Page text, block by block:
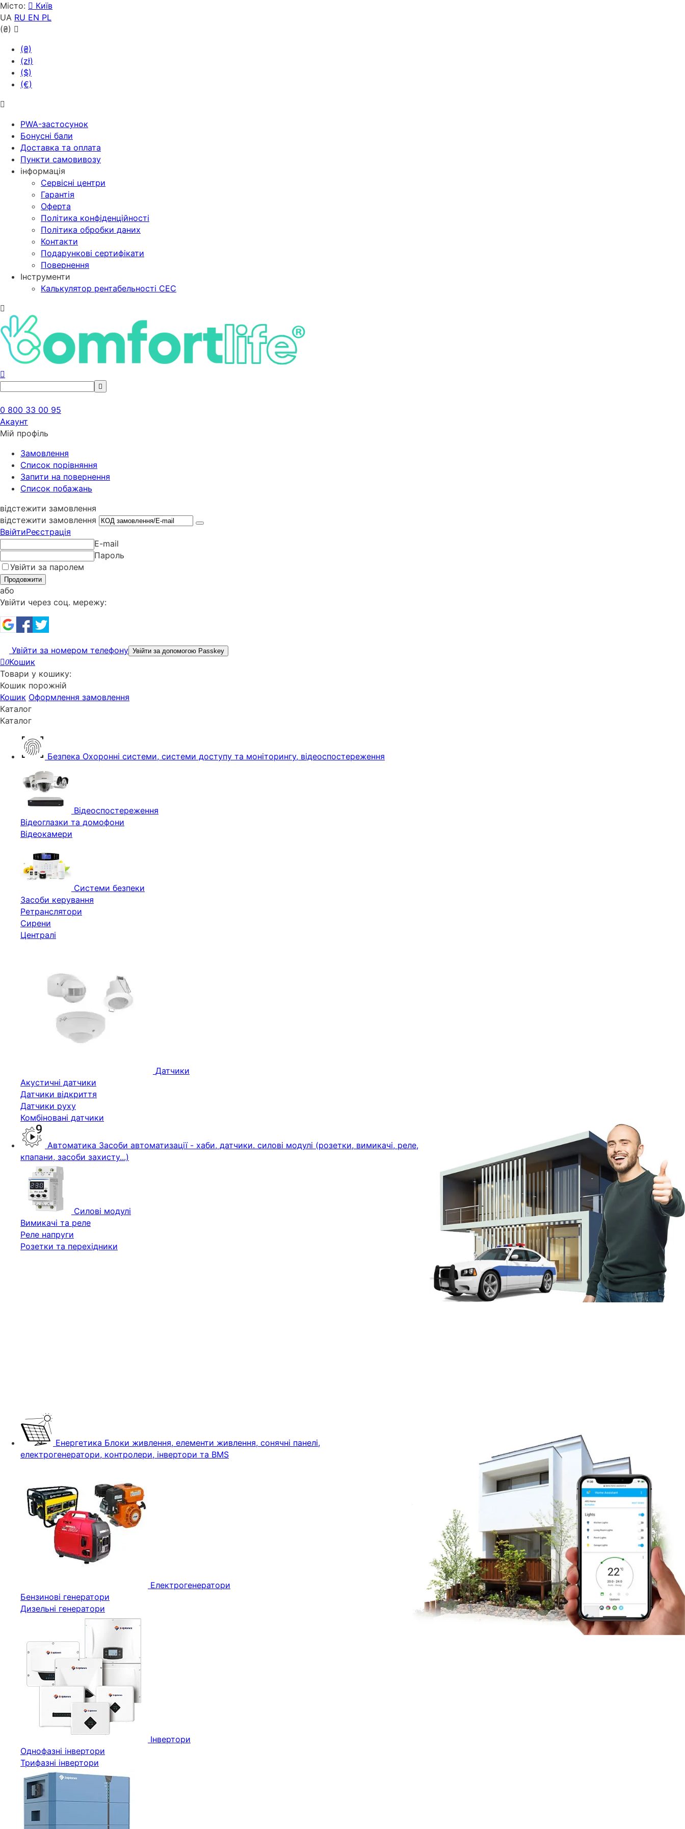
Місто:
Київ
UA RU EN PL
(₴)
(₴)
(zł)
($)
(€)
PWA-застосунок
Бонусні бали
Доставка та оплата
Пункти самовивозу
інформація
Сервісні центри
Гарантія
Оферта
Політика конфіденційності
Політика обробки даних
Контакти
Подарункові сертифікати
Повернення
Інструменти
Калькулятор рентабельності СЕС
0 800 33 00 95
Акаунт
Мій профіль
Замовлення
Cписок порівняння
Запити на повернення
Список побажань
відстежити замовлення
відстежити замовлення
ВвійтиРеєстрація
E-mail
Пароль
Увійти за паролем
Продовжити
або
Увійти через соц. мережу:
Увійти за номером телефону Увійти за допомогою Passkey
0Кошик
Товари у кошику:
Кошик порожній
Кошик Оформлення замовлення
Каталог
Каталог
Безпека Охоронні системи, системи доступу та моніторингу, відеоспостереження
Відеоспостереження
Відеоглазки та домофони
Відеокамери
Системи безпеки
Засоби керування
Ретранслятори
Сирени
Централі
Датчики
Акустичні датчики
Датчики відкриття
Датчики руху
Комбіновані датчики
Автоматика Засоби автоматизації - хаби, датчики. силові модулі (розетки, вимикачі, реле,
кпапани, засоби захисту...)
Силові модулі
Вимикачі та реле
Реле напруги
Розетки та перехідники
Енергетика Блоки живлення, елементи живлення, сонячні панелі,
електрогенератори, контролери, інвертори та BMS
Електрогенератори
Бензинові генератори
Дизельні генератори
Інвертори
Однофазні інвертори
Трифазні інвертори